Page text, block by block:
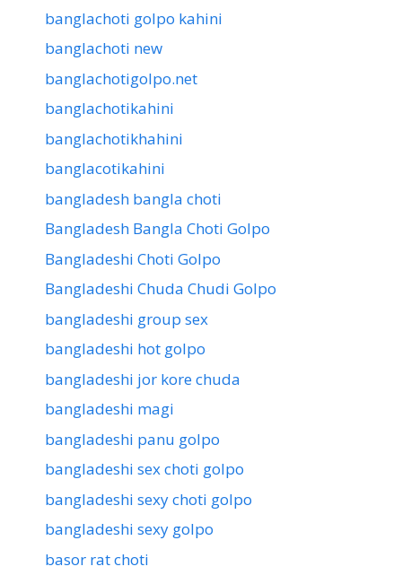
banglachoti golpo kahini
banglachoti new
banglachotigolpo.net
banglachotikahini
banglachotikhahini
banglacotikahini
bangladesh bangla choti
Bangladesh Bangla Choti Golpo
Bangladeshi Choti Golpo
Bangladeshi Chuda Chudi Golpo
bangladeshi group sex
bangladeshi hot golpo
bangladeshi jor kore chuda
bangladeshi magi
bangladeshi panu golpo
bangladeshi sex choti golpo
bangladeshi sexy choti golpo
bangladeshi sexy golpo
basor rat choti